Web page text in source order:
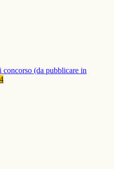
concorso (da pubblicare in
4